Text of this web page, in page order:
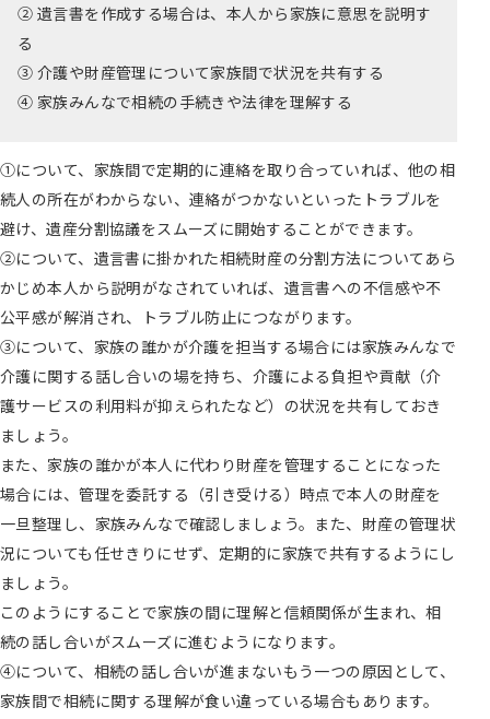
② 遺言書を作成する場合は、本人から家族に意思を説明す
る
③ 介護や財産管理について家族間で状況を共有する
④ 家族みんなで相続の手続きや法律を理解する
①について、家族間で定期的に連絡を取り合っていれば、他の相
続人の所在がわからない、連絡がつかないといったトラブルを
避け、遺産分割協議をスムーズに開始することができます。
②について、遺言書に掛かれた相続財産の分割方法についてあら
かじめ本人から説明がなされていれば、遺言書への不信感や不
公平感が解消され、トラブル防止につながります。
③について、家族の誰かが介護を担当する場合には家族みんなで
介護に関する話し合いの場を持ち、介護による負担や貢献（介
護サービスの利用料が抑えられたなど）の状況を共有しておき
ましょう。
また、家族の誰かが本人に代わり財産を管理することになった
場合には、管理を委託する（引き受ける）時点で本人の財産を
一旦整理し、家族みんなで確認しましょう。また、財産の管理状
況についても任せきりにせず、定期的に家族で共有するようにし
ましょう。
このようにすることで家族の間に理解と信頼関係が生まれ、相
続の話し合いがスムーズに進むようになります。
④について、相続の話し合いが進まないもう一つの原因として、
家族間で相続に関する理解が食い違っている場合もあります。